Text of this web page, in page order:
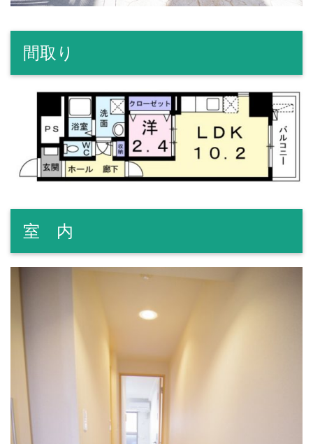
間取り
室 内